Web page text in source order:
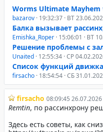
Worms Ultimate Mayhem
bazarov · 19:32:37 · ВТ
Балка вызывает
Emishka_Roper · 15:06:01 · ВТ
Решение проблемы с
Unaited · 12:55:34 · СР
Список функций движка
firsacho · 18:54:54 · СБ